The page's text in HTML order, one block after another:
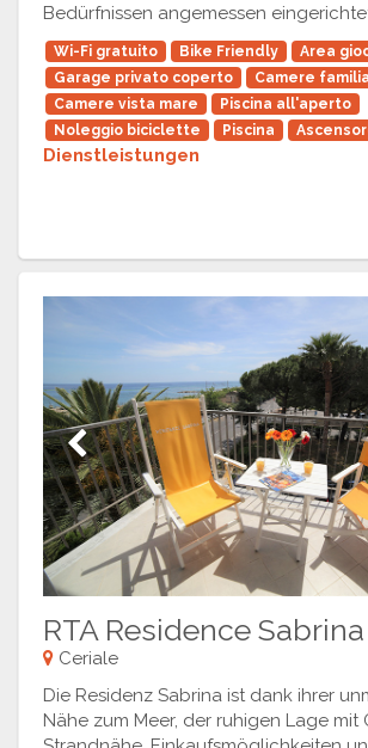
Bedürfnissen angemessen
Wi-Fi gratuito Bike Friendly
Area
Garage privato coperto
Camere
Camere vista mare
Piscina all'aperto
Noleggio biciclette
Piscina
Dienstleistungen
Previous
RTA Residence Sabrina
Ceriale
Die Residenz Sabrina ist dank ihrer
Nähe zum Meer, der ruhigen Lage mit